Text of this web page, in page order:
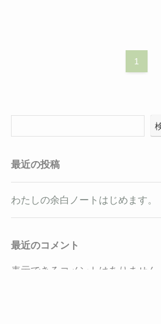
1
最近の投稿
わたしの余白ノートはじめます。
最近のコメント
表示できるコメントはありません。